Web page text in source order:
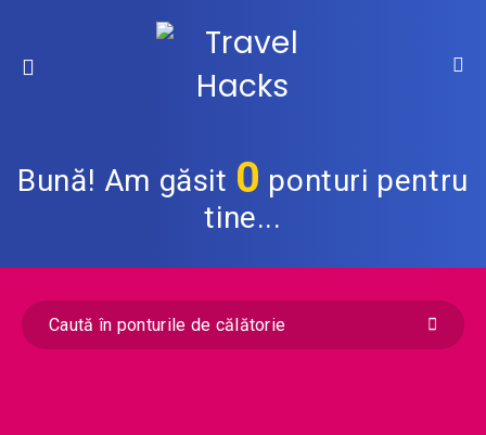
Bună! Am găsit 0 ponturi pentru
tine...